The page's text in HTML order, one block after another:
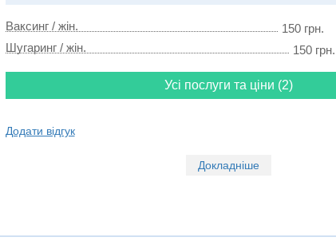
Ваксинг / жін.
150 грн.
Шугаринг / жін.
150 грн.
Усі послуги та ціни (2)
Додати відгук
Докладніше